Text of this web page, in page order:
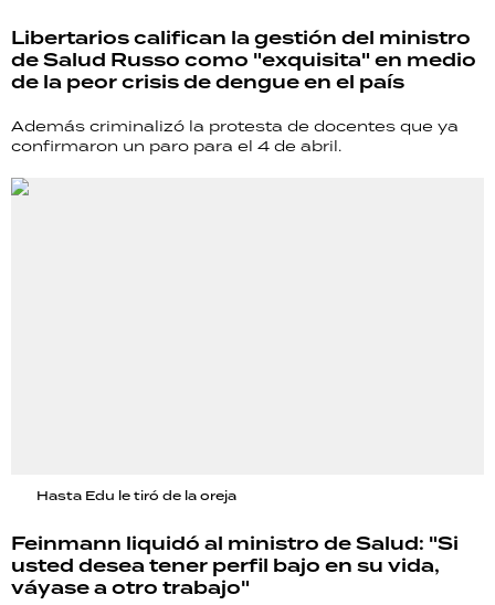
Libertarios califican la gestión del ministro
de Salud Russo como "exquisita" en medio
de la peor crisis de dengue en el país
Además criminalizó la protesta de docentes que ya
confirmaron un paro para el 4 de abril.
Hasta Edu le tiró de la oreja
Feinmann liquidó al ministro de Salud: "Si
usted desea tener perfil bajo en su vida,
váyase a otro trabajo"